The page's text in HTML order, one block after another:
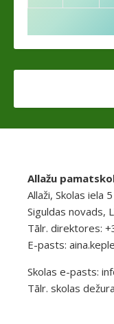
Allažu
Allaži, Skolas iela 5
Siguldas novads,
Tālr. direktores:
E-pasts:
Skolas e-pasts:
Tālr. skolas